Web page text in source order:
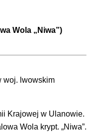
Wola „Niwa”)
woj. lwowskim
Krajowej w Ulanowie.
Wola krypt. „Niwa”.